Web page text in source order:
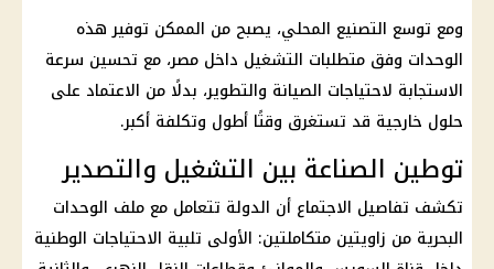
ومع توسع التصنيع المحلي، يصبح من الممكن توفير هذه
الوحدات وفق متطلبات التشغيل داخل مصر، مع تحسين سرعة
الاستجابة لاحتياجات الصيانة والتطوير، بدلًا من الاعتماد على
حلول خارجية قد تستغرق وقتًا أطول وتكلفة أكبر.
توطين الصناعة بين التشغيل والتصدير
تكشف تفاصيل الاجتماع أن الدولة تتعامل مع ملف الوحدات
البحرية من زاويتين متكاملتين: الأولى تلبية الاحتياجات الوطنية